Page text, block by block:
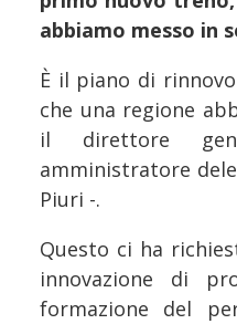
abbiamo messo in
È il piano di
che una regione
il direttore
amministratore
Piuri -.
Questo ci ha
innovazione di
formazione del